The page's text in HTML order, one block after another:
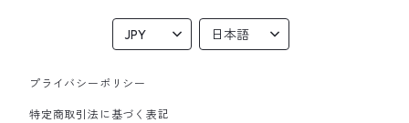
プライバシーポリシー
特定商取引法に基づく表記